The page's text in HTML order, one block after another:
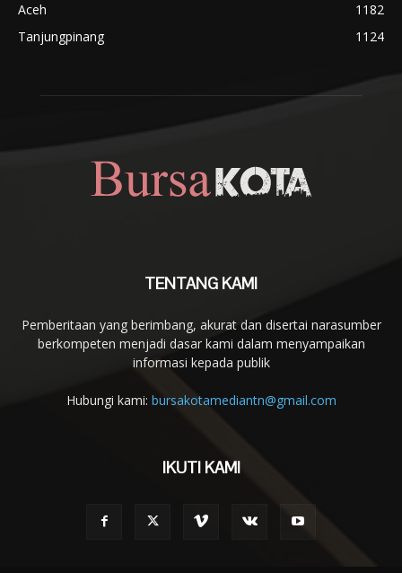
Aceh
1182
Tanjungpinang
1124
TENTANG KAMI
Pemberitaan yang berimbang, akurat dan disertai narasumber
berkompeten menjadi dasar kami dalam menyampaikan
informasi kepada publik
Hubungi kami: bursakotamediantn@gmail.com
IKUTI KAMI